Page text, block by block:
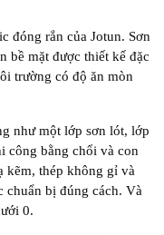
đóng rắn của Jotun. Sơn
bề mặt được thiết kế đặc
trường có độ ăn mòn
như một lớp sơn lót, lớp
công bằng chổi và con
kẽm, thép không gỉ và
chuẩn bị đúng cách. Và
0.